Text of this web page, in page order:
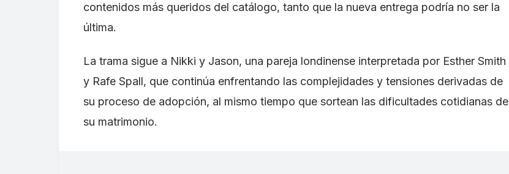
contenidos más queridos del catálogo, tanto que la nueva entrega podría no ser la
última.
La trama sigue a Nikki y Jason, una pareja londinense interpretada por Esther Smith
y Rafe Spall, que continúa enfrentando las complejidades y tensiones derivadas de
su proceso de adopción, al mismo tiempo que sortean las dificultades cotidianas de
su matrimonio.